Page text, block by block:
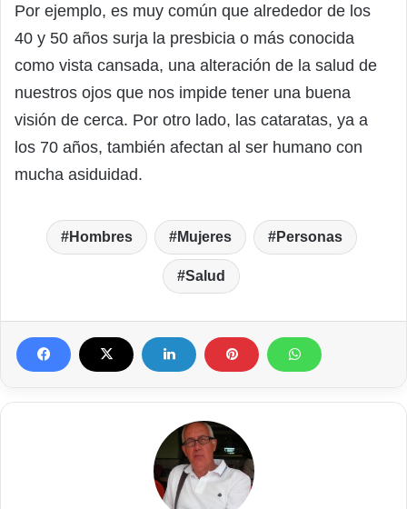
Por ejemplo, es muy común que alrededor de los
40 y 50 años surja la presbicia o más conocida
como vista cansada, una alteración de la salud de
nuestros ojos que nos impide tener una buena
visión de cerca. Por otro lado, las cataratas, ya a
los 70 años, también afectan al ser humano con
mucha asiduidad.
Hombres Mujeres Personas
Salud